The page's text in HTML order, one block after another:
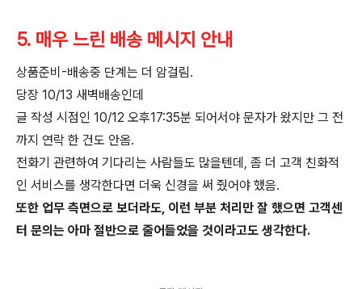
5. 매우 느린 배송 메시지 안내
상품준비-배송중 단계는 더 암걸림.
당장 10/13 새벽배송인데
글 작성 시점인 10/12 오후17:35분 되어서야 문자가 왔지만 그 전
까지 연락 한 건도 안옴.
전화기 관련하여 기다리는 사람들도 많을텐데, 좀 더 고객 친화적
인 서비스를 생각한다면 더욱 신경을 써 줬어야 했음.
또한 업무 측면으로 보더라도, 이런 부분 처리만 잘 했으면 고객센
터 문의는 아마 절반으로 줄어들었을 것이라고도 생각한다.